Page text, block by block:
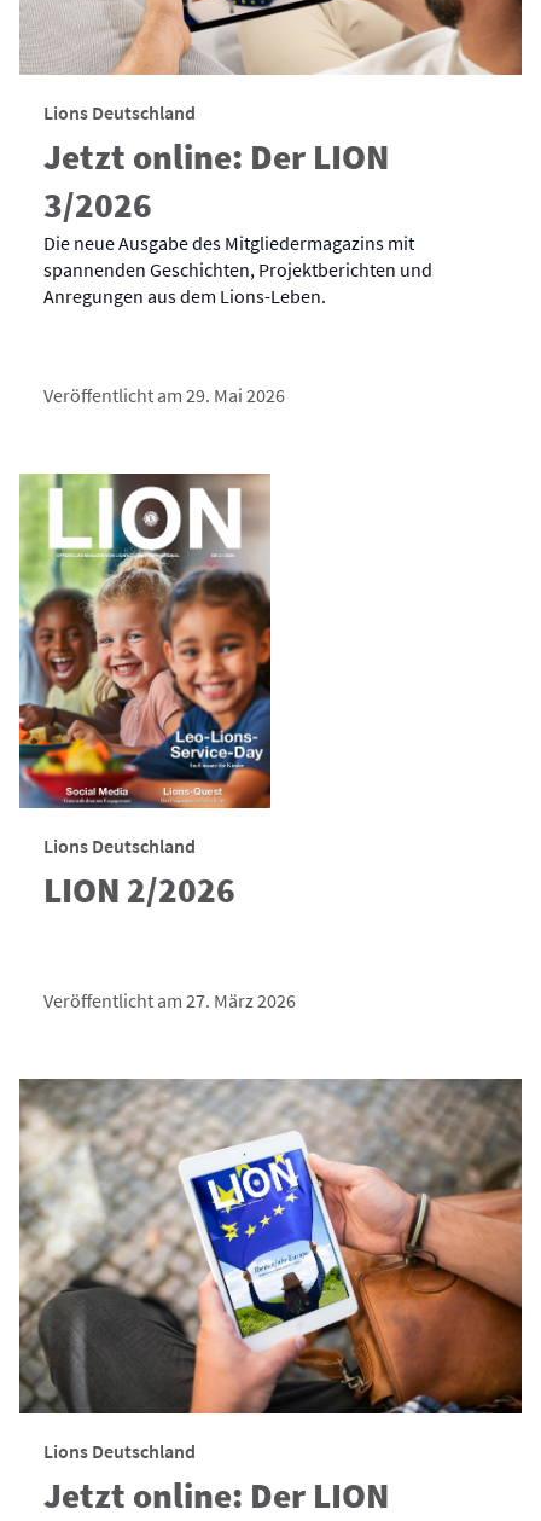
Lions Deutschland
Jetzt online: Der LION
3/2026
Die neue Ausgabe des Mitgliedermagazins mit
spannenden Geschichten, Projektberichten und
Anregungen aus dem Lions-Leben.
Veröffentlicht am 29. Mai 2026
Lions Deutschland
LION 2/2026
Veröffentlicht am 27. März 2026
Lions Deutschland
Jetzt online: Der LION